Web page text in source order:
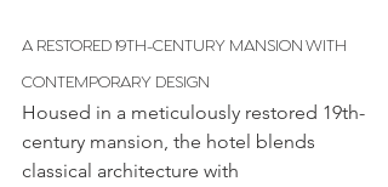
A RESTORED 19TH-CENTURY MANSION WITH
CONTEMPORARY DESIGN
Housed in a meticulously restored 19th-
century mansion, the hotel blends
classical architecture with